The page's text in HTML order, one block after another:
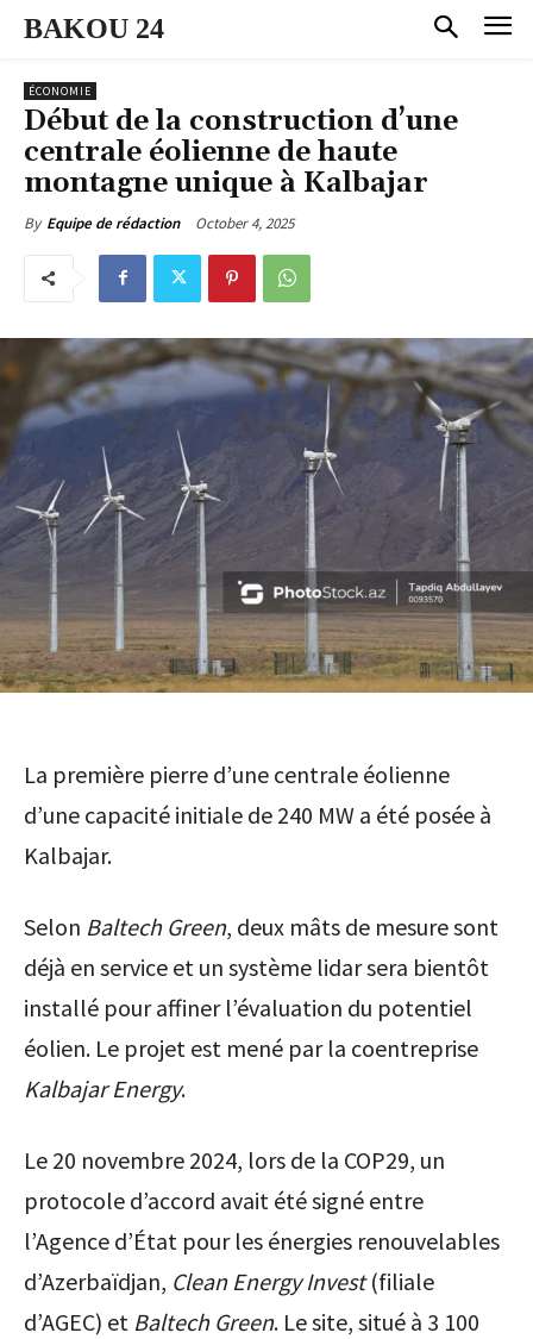
BAKOU 24
ÉCONOMIE
Début de la construction d’une
centrale éolienne de haute
montagne unique à Kalbajar
By Equipe de rédaction October 4, 2025
La première pierre d’une centrale éolienne
d’une capacité initiale de 240 MW a été posée à
Kalbajar.
Selon Baltech Green, deux mâts de mesure sont
déjà en service et un système lidar sera bientôt
installé pour affiner l’évaluation du potentiel
éolien. Le projet est mené par la coentreprise
Kalbajar Energy.
Le 20 novembre 2024, lors de la COP29, un
protocole d’accord avait été signé entre
l’Agence d’État pour les énergies renouvelables
d’Azerbaïdjan, Clean Energy Invest(filiale
d’AGEC) et Baltech Green. Le site, situé à 3 100